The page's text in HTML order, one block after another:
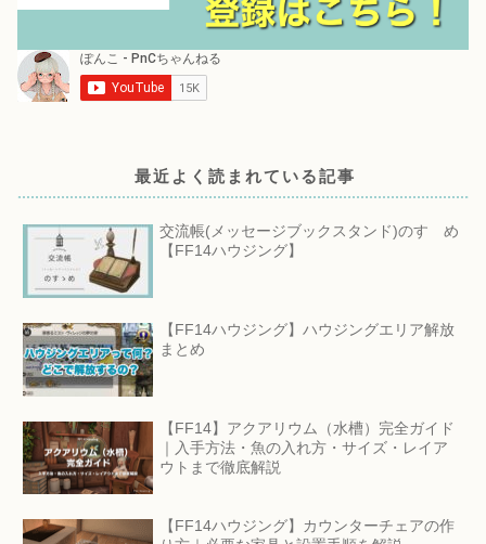
最近よく読まれている記事
交流帳(メッセージブックスタンド)のすゝめ
【FF14ハウジング】
【FF14ハウジング】ハウジングエリア解放
まとめ
【FF14】アクアリウム（水槽）完全ガイド
｜入手方法・魚の入れ方・サイズ・レイア
ウトまで徹底解説
【FF14ハウジング】カウンターチェアの作